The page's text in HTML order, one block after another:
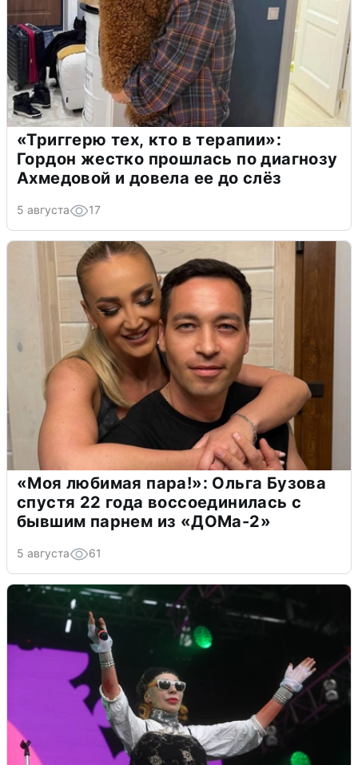
«Триггерю тех, кто в терапии»:
Гордон жестко прошлась по диагнозу
Ахмедовой и довела ее до слёз
5 августа 17
«Моя любимая пара!»: Ольга Бузова
спустя 22 года воссоединилась с
бывшим парнем из «ДОМа-2»
5 августа 61